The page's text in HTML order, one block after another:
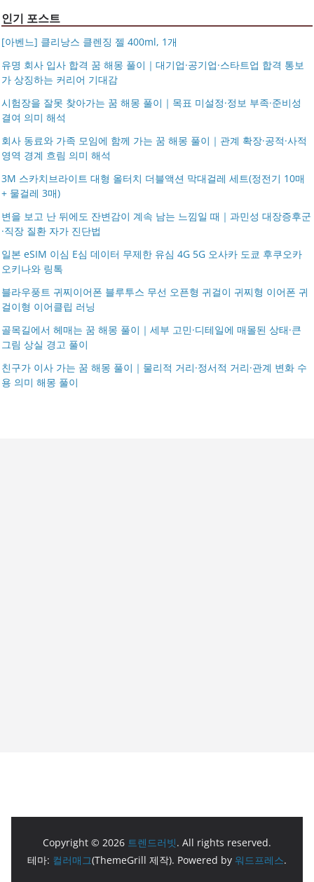
인기 포스트
[아벤느] 클리낭스 클렌징 젤 400ml, 1개
유명 회사 입사 합격 꿈 해몽 풀이｜대기업·공기업·스타트업 합격 통보
가 상징하는 커리어 기대감
시험장을 잘못 찾아가는 꿈 해몽 풀이｜목표 미설정·정보 부족·준비성
결여 의미 해석
회사 동료와 가족 모임에 함께 가는 꿈 해몽 풀이｜관계 확장·공적·사적
영역 경계 흐림 의미 해석
3M 스카치브라이트 대형 올터치 더블액션 막대걸레 세트(정전기 10매
+ 물걸레 3매)
변을 보고 난 뒤에도 잔변감이 계속 남는 느낌일 때｜과민성 대장증후군
·직장 질환 자가 진단법
일본 eSIM 이심 E심 데이터 무제한 유심 4G 5G 오사카 도쿄 후쿠오카
오키나와 링톡
블라우풍트 귀찌이어폰 블루투스 무선 오픈형 귀걸이 귀찌형 이어폰 귀
걸이형 이어클립 러닝
골목길에서 헤매는 꿈 해몽 풀이｜세부 고민·디테일에 매몰된 상태·큰
그림 상실 경고 풀이
친구가 이사 가는 꿈 해몽 풀이｜물리적 거리·정서적 거리·관계 변화 수
용 의미 해몽 풀이
Copyright © 2026 트렌드러빗. All rights reserved.
테마: 컬러매그(ThemeGrill 제작). Powered by 워드프레스.